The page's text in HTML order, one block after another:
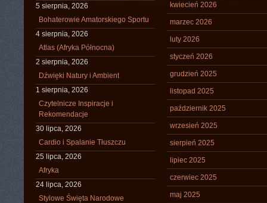
5 sierpnia, 2026
Bohaterowie Amatorskiego Sportu
4 sierpnia, 2026
Atlas (Afryka Północna)
2 sierpnia, 2026
Dźwięki Natury i Ambient
1 sierpnia, 2026
Czytelnicze Inspiracje i
Rekomendacje
30 lipca, 2026
Cardio i Spalanie Tłuszczu
25 lipca, 2026
Afryka
24 lipca, 2026
Stylowe Święta Narodowe
kwiecień 2026
marzec 2026
luty 2026
styczeń 2026
grudzień 2025
listopad 2025
październik 2025
wrzesień 2025
sierpień 2025
lipiec 2025
czerwiec 2025
maj 2025